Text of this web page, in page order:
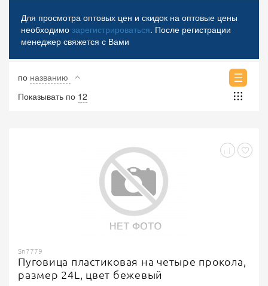
Для просмотра оптовых цен и скидок на оптовые цены
необходимо зарегистрироваться. После регистрации
менеджер свяжется с Вами
по названию
Показывать по 12
Sn7779
Пуговица пластиковая на четыре прокола,
размер 24L, цвет бежевый